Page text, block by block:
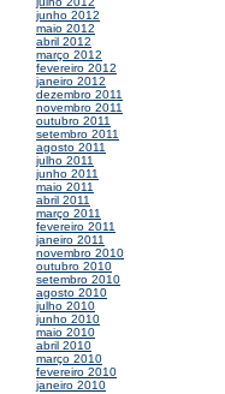
junho 2012
maio 2012
abril 2012
março 2012
fevereiro 2012
janeiro 2012
dezembro 2011
novembro 2011
outubro 2011
setembro 2011
agosto 2011
julho 2011
junho 2011
maio 2011
abril 2011
março 2011
fevereiro 2011
janeiro 2011
novembro 2010
outubro 2010
setembro 2010
agosto 2010
julho 2010
junho 2010
maio 2010
abril 2010
março 2010
fevereiro 2010
janeiro 2010